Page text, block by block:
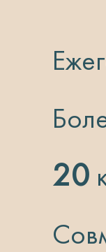
20